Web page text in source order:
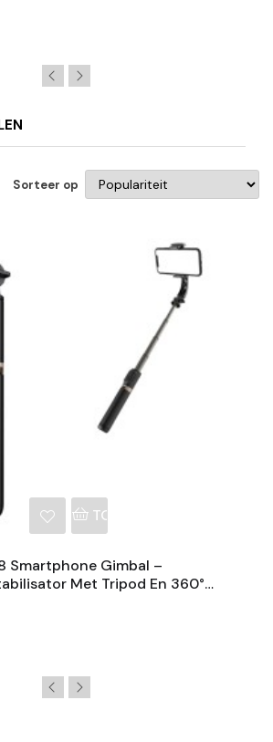
Sorteer op
TOEVOEGEN AAN
Smartphone Gimbal –
Met Tripod En 360°